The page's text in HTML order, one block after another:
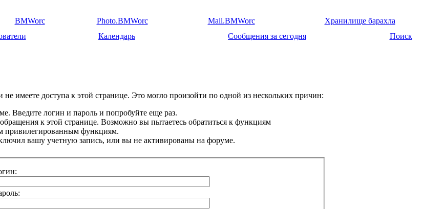
BMWorc Photo.BMWorc Mail.BMWorc
Хранилище барахла
Календарь Сообщения за сегодня Поиск
имеете доступа к этой странице. Это могло произойти по одной из нескольких причин:
Введите логин и пароль и попробуйте еще раз.
к этой странице. Возможно вы пытаетесь обратиться к функциям
привилегированным функциям.
вашу учетную запись, или вы не активированы на форуме.